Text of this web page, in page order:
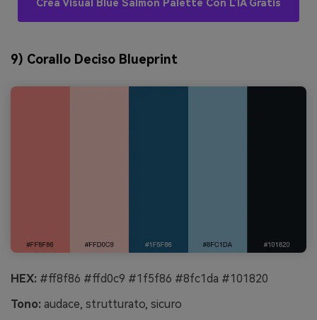
Crea Visual Blue Salmon Palette Con L’IA Gratis
9) Corallo Deciso Blueprint
HEX: #ff8f86 #ffd0c9 #1f5f86 #8fc1da #101820
Tono: audace, strutturato, sicuro